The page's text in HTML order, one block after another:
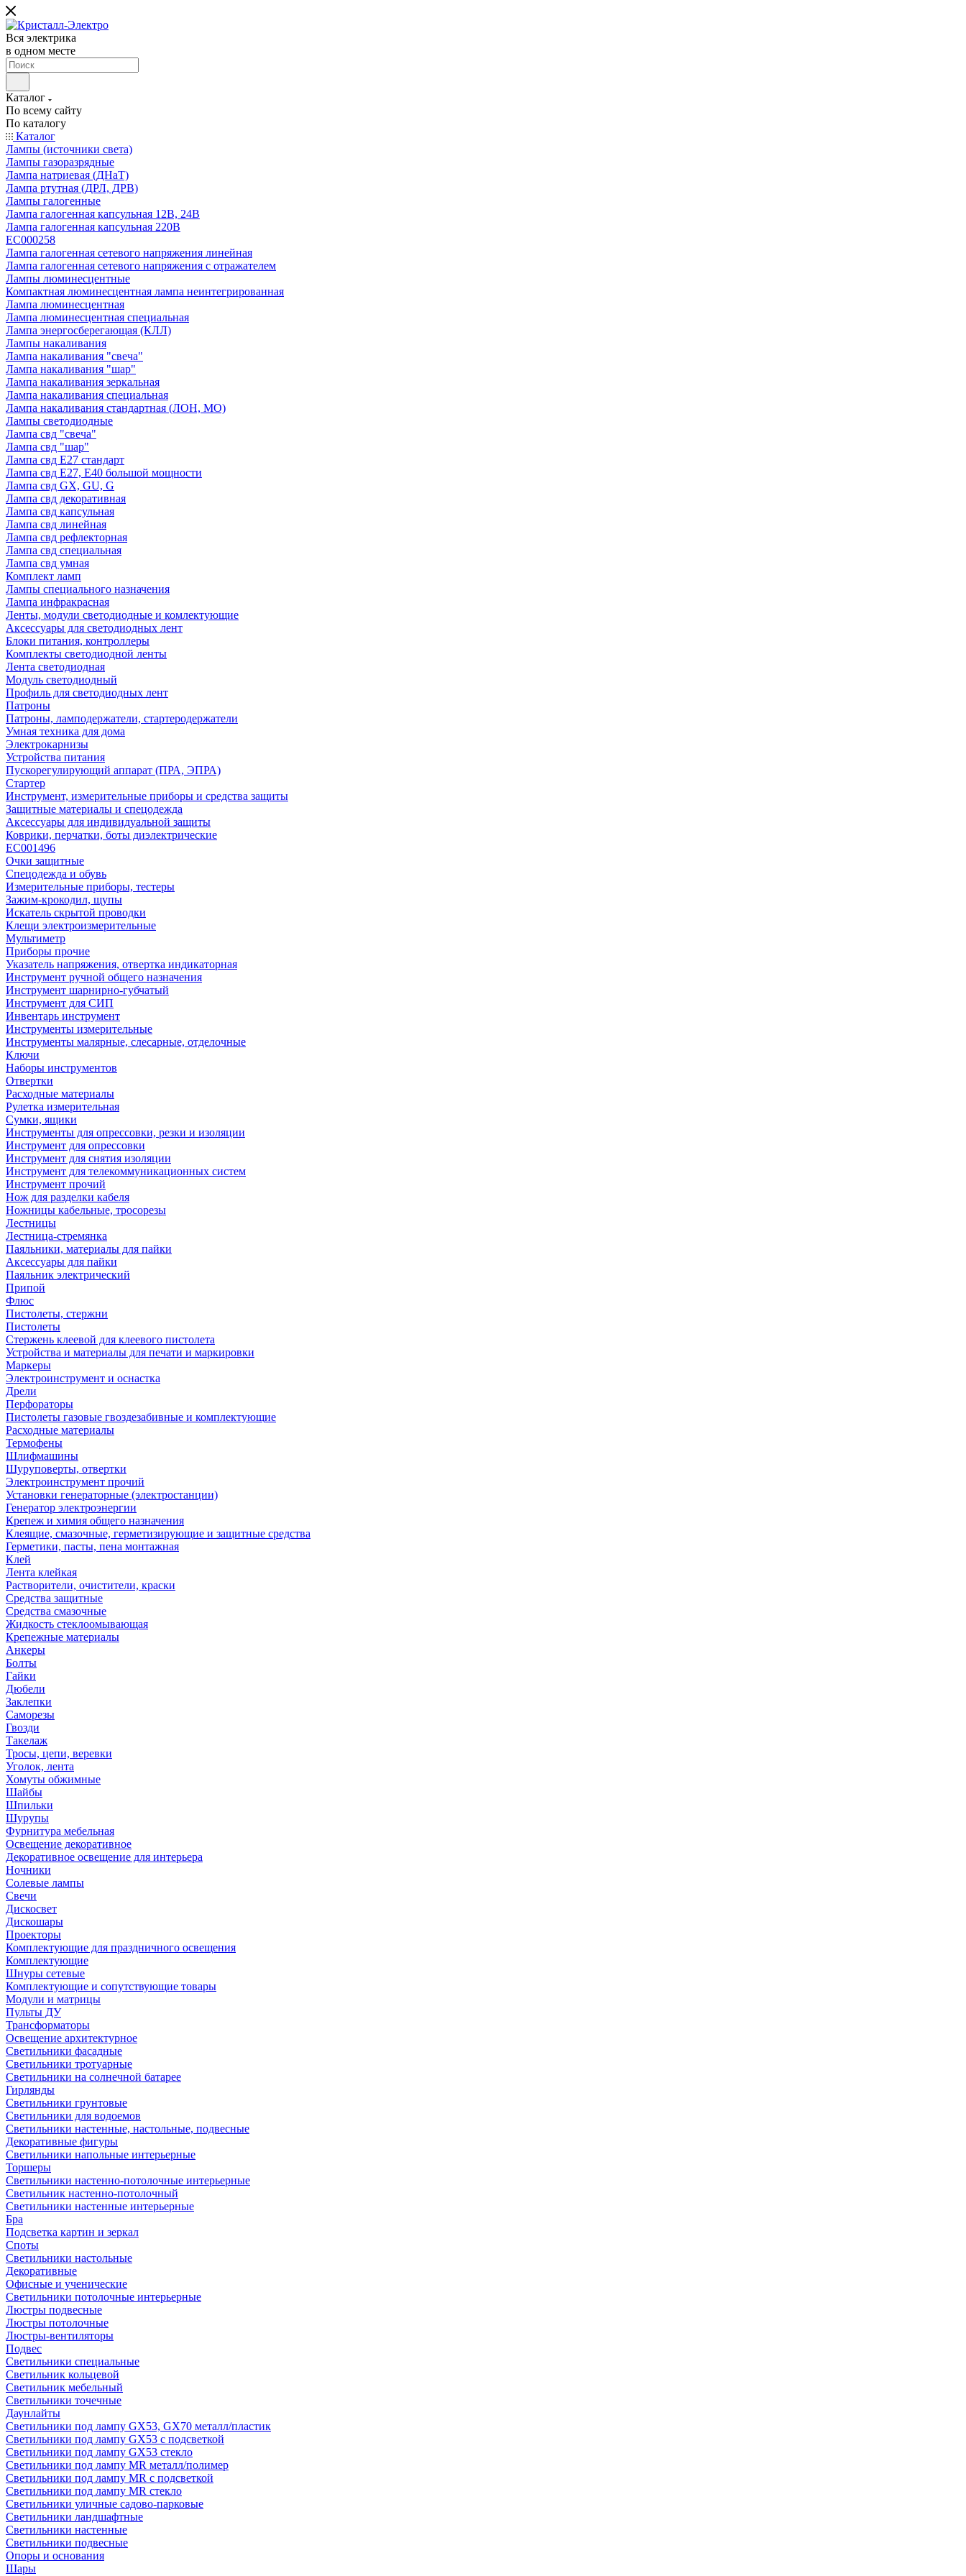
Вся электрика
в одном месте
Каталог
По всему сайту
По каталогу
Каталог
Лампы (источники света)
Лампы газоразрядные
Лампа натриевая (ДНаТ)
Лампа ртутная (ДРЛ, ДРВ)
Лампы галогенные
Лампа галогенная капсульная 12В, 24В
Лампа галогенная капсульная 220В
EC000258
Лампа галогенная сетевого напряжения линейная
Лампа галогенная сетевого напряжения с отражателем
Лампы люминесцентные
Компактная люминесцентная лампа неинтегрированная
Лампа люминесцентная
Лампа люминесцентная специальная
Лампа энергосберегающая (КЛЛ)
Лампы накаливания
Лампа накаливания "свеча"
Лампа накаливания "шар"
Лампа накаливания зеркальная
Лампа накаливания специальная
Лампа накаливания стандартная (ЛОН, МО)
Лампы светодиодные
Лампа свд "свеча"
Лампа свд "шар"
Лампа свд E27 стандарт
Лампа свд E27, Е40 большой мощности
Лампа свд GX, GU, G
Лампа свд декоративная
Лампа свд капсульная
Лампа свд линейная
Лампа свд рефлекторная
Лампа свд специальная
Лампа свд умная
Комплект ламп
Лампы специального назначения
Лампа инфракрасная
Ленты, модули светодиодные и комлектующие
Аксессуары для светодиодных лент
Блоки питания, контроллеры
Комплекты светодиодной ленты
Лента светодиодная
Модуль светодиодный
Профиль для светодиодных лент
Патроны
Патроны, ламподержатели, стартеродержатели
Умная техника для дома
Электрокарнизы
Устройства питания
Пускорегулирующий аппарат (ПРА, ЭПРА)
Стартер
Инструмент, измерительные приборы и средства защиты
Защитные материалы и спецодежда
Аксессуары для индивидуальной защиты
Коврики, перчатки, боты диэлектрические
EC001496
Очки защитные
Спецодежда и обувь
Измерительные приборы, тестеры
Зажим-крокодил, щупы
Искатель скрытой проводки
Клещи электроизмерительные
Мультиметр
Приборы прочие
Указатель напряжения, отвертка индикаторная
Инструмент ручной общего назначения
Инструмент шарнирно-губчатый
Инструмент для СИП
Инвентарь инструмент
Инструменты измерительные
Инструменты малярные, слесарные, отделочные
Ключи
Наборы инструментов
Отвертки
Расходные материалы
Рулетка измерительная
Сумки, ящики
Инструменты для опрессовки, резки и изоляции
Инструмент для опрессовки
Инструмент для снятия изоляции
Инструмент для телекоммуникационных систем
Инструмент прочий
Нож для разделки кабеля
Ножницы кабельные, тросорезы
Лестницы
Лестница-стремянка
Паяльники, материалы для пайки
Аксессуары для пайки
Паяльник электрический
Припой
Флюс
Пистолеты, стержни
Пистолеты
Стержень клеевой для клеевого пистолета
Устройства и материалы для печати и маркировки
Маркеры
Электроинструмент и оснастка
Дрели
Перфораторы
Пистолеты газовые гвоздезабивные и комплектующие
Расходные материалы
Термофены
Шлифмашины
Шуруповерты, отвертки
Электроинструмент прочий
Установки генераторные (электростанции)
Генератор электроэнергии
Крепеж и химия общего назначения
Клеящие, смазочные, герметизирующие и защитные средства
Герметики, пасты, пена монтажная
Клей
Лента клейкая
Растворители, очистители, краски
Средства защитные
Средства смазочные
Жидкость стеклоомывающая
Крепежные материалы
Анкеры
Болты
Гайки
Дюбели
Заклепки
Саморезы
Гвозди
Такелаж
Тросы, цепи, веревки
Уголок, лента
Хомуты обжимные
Шайбы
Шпильки
Шурупы
Фурнитура мебельная
Освещение декоративное
Декоративное освещение для интерьера
Ночники
Солевые лампы
Свечи
Дискосвет
Дискошары
Проекторы
Комплектующие для праздничного освещения
Комплектующие
Шнуры сетевые
Комплектующие и сопутствующие товары
Модули и матрицы
Пульты ДУ
Трансформаторы
Освещение архитектурное
Светильники фасадные
Светильники тротуарные
Светильники на солнечной батарее
Гирлянды
Светильники грунтовые
Светильники для водоемов
Светильники настенные, настольные, подвесные
Декоративные фигуры
Светильники напольные интерьерные
Торшеры
Светильники настенно-потолочные интерьерные
Светильник настенно-потолочный
Светильники настенные интерьерные
Бра
Подсветка картин и зеркал
Споты
Светильники настольные
Декоративные
Офисные и ученические
Светильники потолочные интерьерные
Люстры подвесные
Люстры потолочные
Люстры-вентиляторы
Подвес
Светильники специальные
Светильник кольцевой
Светильник мебельный
Светильники точечные
Даунлайты
Светильники под лампу GX53, GX70 металл/пластик
Светильники под лампу GX53 с подсветкой
Светильники под лампу GX53 стекло
Светильники под лампу MR металл/полимер
Светильники под лампу MR с подсветкой
Светильники под лампу MR стекло
Светильники уличные садово-парковые
Светильники ландшафтные
Светильники настенные
Светильники подвесные
Опоры и основания
Шары